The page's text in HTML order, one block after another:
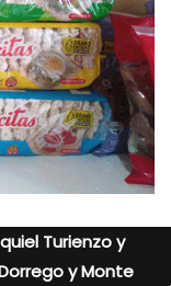
Turienzo y
y Monte